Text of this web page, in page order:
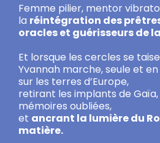
Femme pilier, mentor
la réintégration des
oracles et guérisseurs de
Et lorsque les cercles se
Yvannah marche, seule et
sur les terres d’Europe,
retirant les implants de
mémoires oubliées,
et ancrant la lumière du
matière.